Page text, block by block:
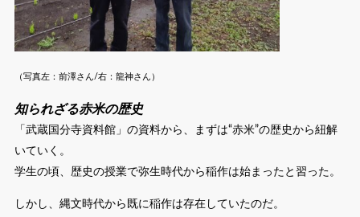
（写真左：前澤さん/右：龍神さん）
知られざる赤米の歴史
「武蔵国分寺資料館」の資料から、まずは“赤米”の歴史から紐解
いていく。
学生の頃、歴史の授業で弥生時代から稲作は始まったと習った。
しかし、縄文時代から既に稲作は存在していたのだ。